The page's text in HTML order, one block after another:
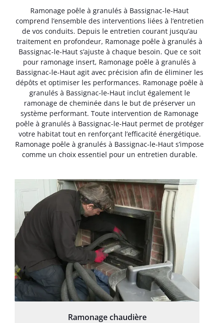
Ramonage poêle à granulés à Bassignac-le-Haut
comprend l’ensemble des interventions liées à l’entretien
de vos conduits. Depuis le entretien courant jusqu’au
traitement en profondeur, Ramonage poêle à granulés à
Bassignac-le-Haut s’ajuste à chaque besoin. Que ce soit
pour ramonage insert, Ramonage poêle à granulés à
Bassignac-le-Haut agit avec précision afin de éliminer les
dépôts et optimiser les performances. Ramonage poêle à
granulés à Bassignac-le-Haut inclut également le
ramonage de cheminée dans le but de préserver un
système performant. Toute intervention de Ramonage
poêle à granulés à Bassignac-le-Haut permet de protéger
votre habitat tout en renforçant l’efficacité énergétique.
Ramonage poêle à granulés à Bassignac-le-Haut s’impose
comme un choix essentiel pour un entretien durable.
Ramonage chaudière